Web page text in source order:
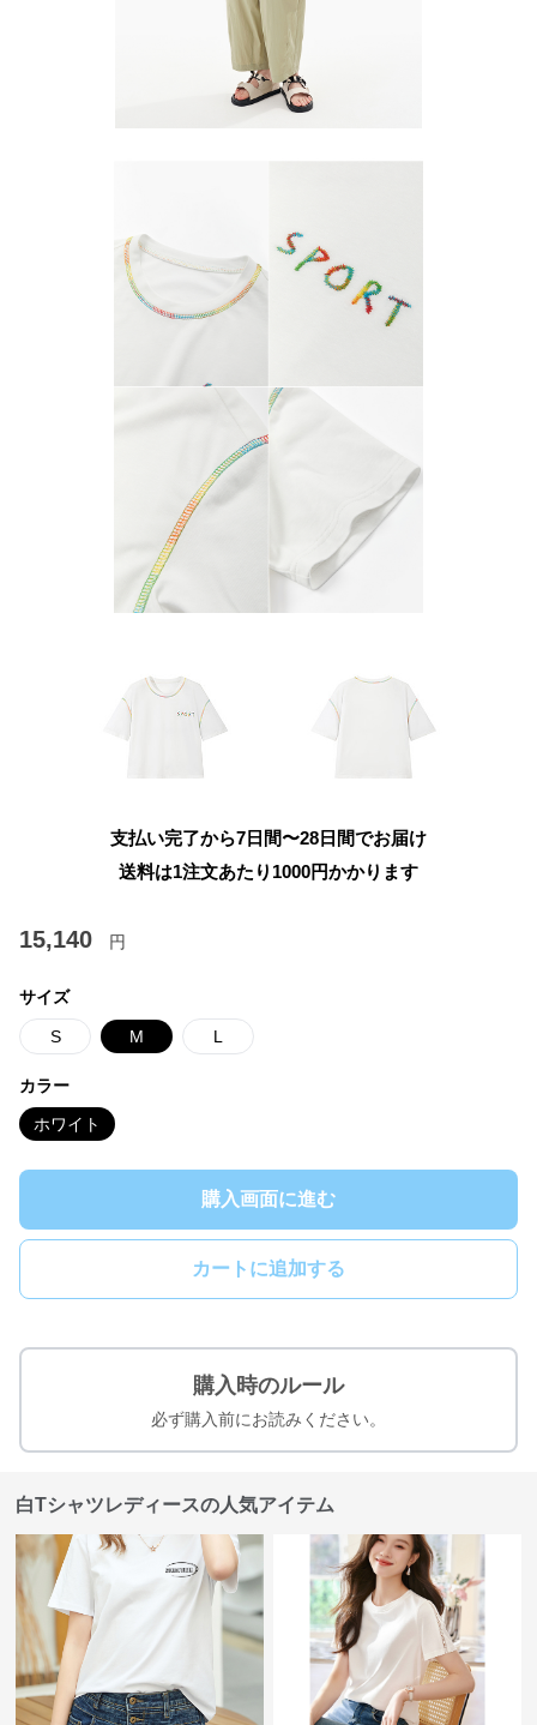
支払い完了から7日間〜28日間でお届け
送料は1注文あたり 1000円かかります
15,140 円
サイズ
S M L
カラー
ホワイト
購入画面に進む
カートに追加する
購入時のルール
必ず購入前にお読みください。
白Tシャツレディースの人気アイテム